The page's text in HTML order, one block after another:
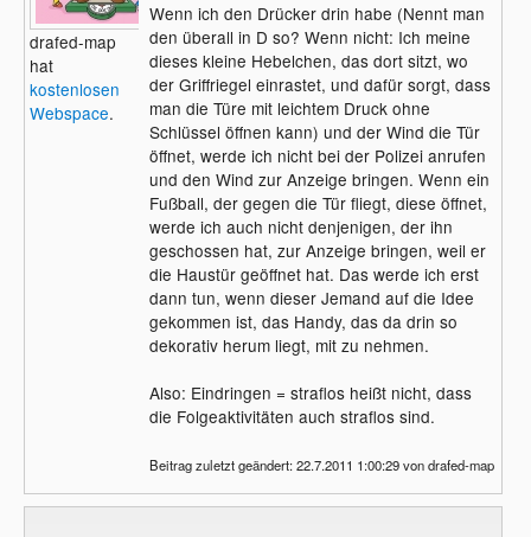
drafed-map
hat
kostenlosen
Webspace.
Wenn ich den Drücker drin habe (Nennt man
den überall in D so? Wenn nicht: Ich meine
dieses kleine Hebelchen, das dort sitzt, wo
der Griffriegel einrastet, und dafür sorgt, dass
man die Türe mit leichtem Druck ohne
Schlüssel öffnen kann) und der Wind die Tür
öffnet, werde ich nicht bei der Polizei anrufen
und den Wind zur Anzeige bringen. Wenn ein
Fußball, der gegen die Tür fliegt, diese öffnet,
werde ich auch nicht denjenigen, der ihn
geschossen hat, zur Anzeige bringen, weil er
die Haustür geöffnet hat. Das werde ich erst
dann tun, wenn dieser Jemand auf die Idee
gekommen ist, das Handy, das da drin so
dekorativ herum liegt, mit zu nehmen.
Also: Eindringen = straflos heißt nicht, dass
die Folgeaktivitäten auch straflos sind.
Beitrag zuletzt geändert: 22.7.2011 1:00:29 von drafed-map